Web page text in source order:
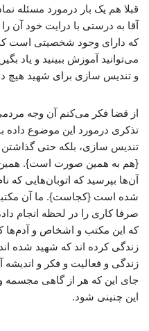
قبلا هم یک بار درمورد
آقا به درستی با درایت خود آن
که دارای وجود شخصیتی است
می‌توانید آموزش ببینید و یاد
و تندیس سازی برای شهید هیچ
از قضا فکر می‌کنم آن وجه
تذکری درمورد این موضوع
تندیس سازی، بلکه حتی گذاشتن
{هم به همین صورت است}. همین
آن‌ها بپرسید که اتوبان‌هایی که
شده است {کجاست}. ما آن مکتبی
صرفا کاری را در لحظه انجام
که این مکتب و اشخاص و آدم‌ها
زندگی کرده اند که شهید شده
زندگی و فعالیت و فکر و اندیشه
جای این که هر از گاهی مجسمه
این چنینی شود.